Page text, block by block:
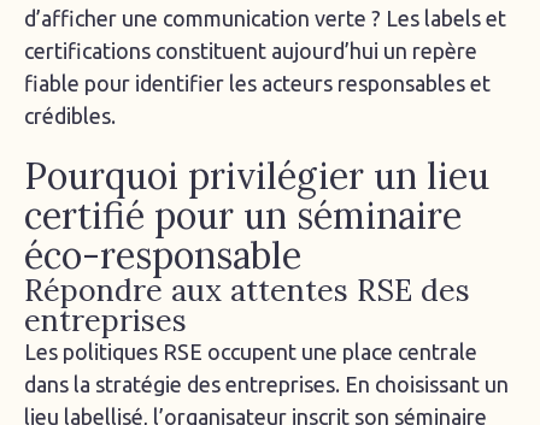
d’afficher une communication verte ? Les labels et
certifications constituent aujourd’hui un repère
fiable pour identifier les acteurs responsables et
crédibles.
Pourquoi privilégier un lieu
certifié pour un séminaire
éco-responsable
Répondre aux attentes RSE des
entreprises
Les politiques RSE occupent une place centrale
dans la stratégie des entreprises. En choisissant un
lieu labellisé, l’organisateur inscrit son séminaire